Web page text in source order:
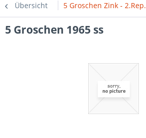
Übersicht 5 Groschen Zink - 2.Rep.
5 Groschen 1965 ss